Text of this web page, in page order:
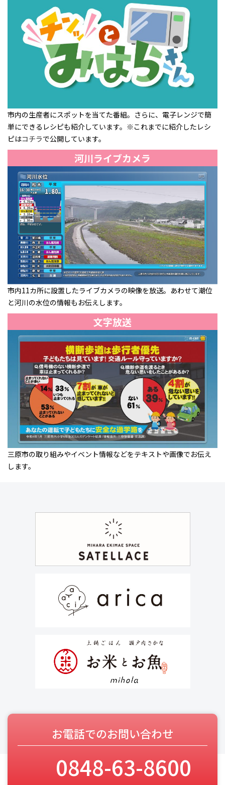
市内の生産者にスポットを当てた番組。さらに、電子レンジで簡
単にできるレシピも紹介しています。※これまでに紹介したレシ
ピはコチラで公開しています。
河川ライブカメラ
市内11カ所に設置したライブカメラの映像を放送。あわせて潮位
と河川の水位の情報もお伝えします。
文字放送
三原市の取り組みやイベント情報などをテキストや画像でお伝え
します。
お電話でのお問い合わせ
0848-63-8600